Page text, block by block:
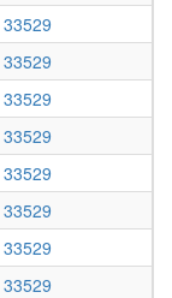
33529
33529
33529
33529
33529
33529
33529
33529